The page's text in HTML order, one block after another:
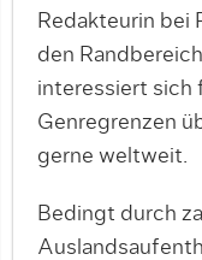
Redakteurin bei
den
interessiert sich
Genregrenzen
gerne weltweit.
Bedingt durch